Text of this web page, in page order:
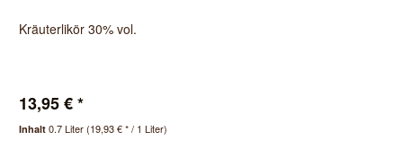
Kräuterlikör 30% vol.
13,95 € *
Inhalt0.7 Liter(19,93 € * / 1 Liter)